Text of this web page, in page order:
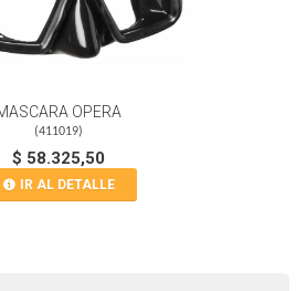
OPERA
(411019)
$ 58.325,50
IR AL DETALLE